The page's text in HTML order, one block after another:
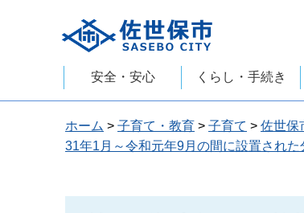
佐世保市
安全・安心 くらし・手続き
ホーム > 子育て・教育 > 子育て > 佐世保
31年1月～令和元年9月の間に設置された